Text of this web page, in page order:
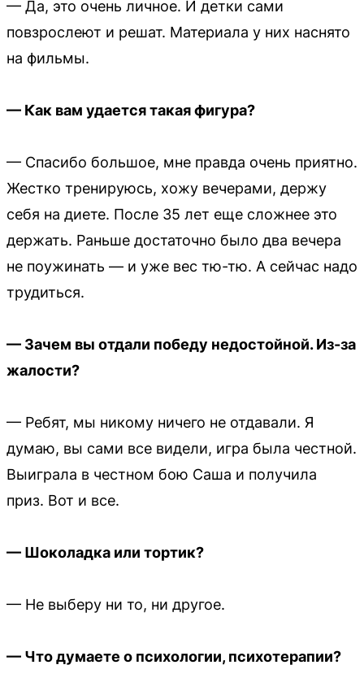
— Да, это очень личное. И детки сами
повзрослеют и решат. Материала у них наснято
на фильмы.
— Как вам удается такая фигура?
— Спасибо большое, мне правда очень приятно.
Жестко тренируюсь, хожу вечерами, держу
себя на диете. После 35 лет еще сложнее это
держать. Раньше достаточно было два вечера
не поужинать — и уже вес тю-тю. А сейчас надо
трудиться.
— Зачем вы отдали победу недостойной. Из-за
жалости?
— Ребят, мы никому ничего не отдавали. Я
думаю, вы сами все видели, игра была честной.
Выиграла в честном бою Саша и получила
приз. Вот и все.
— Шоколадка или тортик?
— Не выберу ни то, ни другое.
— Что думаете о психологии, психотерапии?